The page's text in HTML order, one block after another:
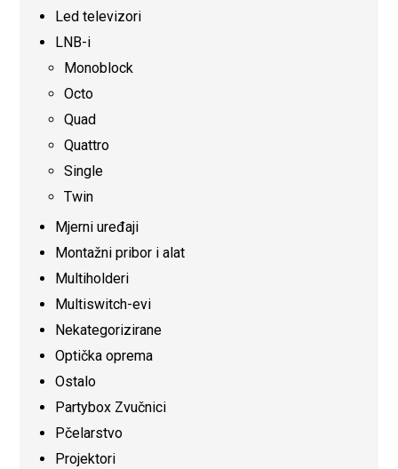
Led televizori
LNB-i
Monoblock
Octo
Quad
Quattro
Single
Twin
Mjerni uređaji
Montažni pribor i alat
Multiholderi
Multiswitch-evi
Nekategorizirane
Optička oprema
Ostalo
Partybox Zvučnici
Pčelarstvo
Projektori